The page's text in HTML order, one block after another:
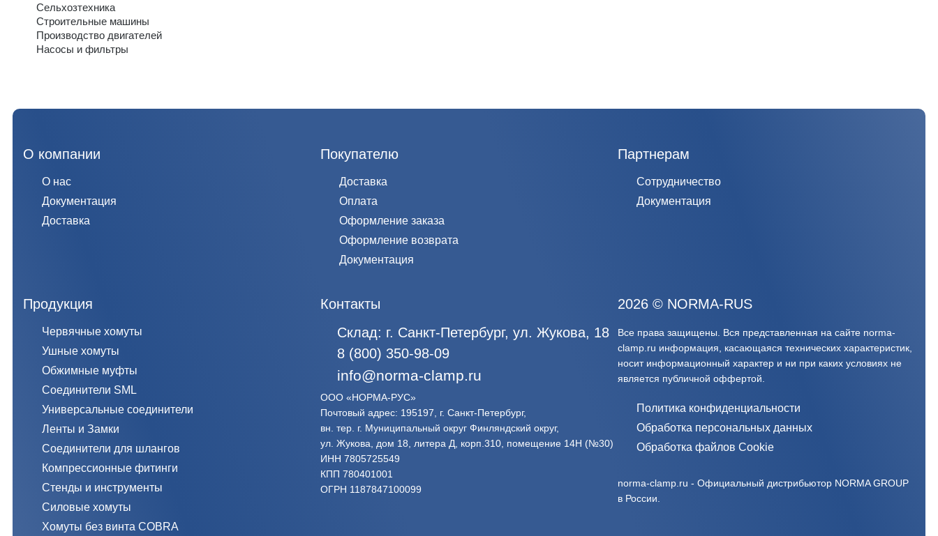
Сельхозтехника
Строительные машины
Производство двигателей
Насосы и фильтры
О компании
О нас
Документация
Доставка
Покупателю
Доставка
Оплата
Оформление заказа
Оформление возврата
Документация
Партнерам
Сотрудничество
Документация
Продукция
Червячные хомуты
Ушные хомуты
Обжимные муфты
Соединители SML
Универсальные соединители
Ленты и Замки
Соединители для шлангов
Компрессионные фитинги
Стенды и инструменты
Силовые хомуты
Хомуты без винта COBRA
Контакты
Склад: г. Санкт-Петербург, ул. Жукова, 18
8 (800) 350-98-09
info@norma-clamp.ru
ООО «НОРМА-РУС»
Почтовый адрес: 195197, г. Санкт-Петербург,
вн. тер. г. Муниципальный округ Финляндский округ,
ул. Жукова, дом 18, литера Д, корп.310, помещение 14Н (№30)
ИНН 7805725549
КПП 780401001
ОГРН 1187847100099
2026 © NORMA-RUS
Все права защищены. Вся представленная на сайте norma-
clamp.ru информация, касающаяся технических характеристик,
носит информационный характер и ни при каких условиях не
является публичной оффертой.‍
Политика конфиденциальности
Обработка персональных данных
Обработка файлов Cookie
norma-clamp.ru - Официальный дистрибьютор NORMA GROUP
в России.